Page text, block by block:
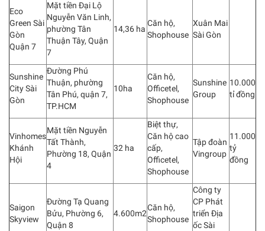
Eco
Green Sài
Gòn
Quận 7
Mặt tiền Đại Lộ
Nguyễn Văn Linh,
phường Tân
Thuận Tây, Quận
7
14,36 ha
Căn hộ,
Shophouse
Xuân Mai
Sài Gòn
Sunshine
City Sài
Gòn
Đường Phú
Thuận, phường
Tân Phú, quận 7,
TP.HCM
10ha
Căn hộ,
Officetel,
Shophouse
Sunshine
Group
10.000
tỉ đồng
Vinhomes
Khánh
Hội
Mặt tiền Nguyễn
Tất Thành,
Phường 18, Quận
4
32 ha
Biệt thự,
Căn hộ cao
cấp,
Officetel,
Shophouse
Tập đoàn
Vingroup
11.000
tỷ
đồng
Saigon
Skyview
Đường Tạ Quang
Bửu, Phường 6,
Quận 8
4.600m2
Căn hộ,
Shophouse
Công ty
CP Phát
triển Địa
ốc Sài